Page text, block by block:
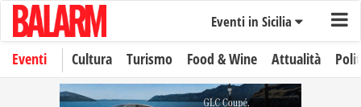
Eventi in Sicilia
Eventi Cultura Turismo Food & Wine Attualità